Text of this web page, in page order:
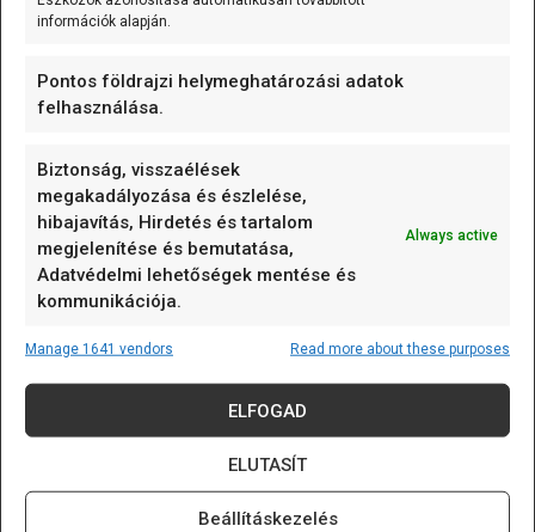
információk alapján.
Pontos földrajzi helymeghatározási adatok
felhasználása.
Biztonság, visszaélések
megakadályozása és észlelése,
hibajavítás, Hirdetés és tartalom
megjelenítése és bemutatása,
Adatvédelmi lehetőségek mentése és
kommunikációja.
Always active
Manage 1641 vendors Read more about these purposes
ELFOGAD
ELUTASÍT
Beállításkezelés
A 125 kHz RFID kulcstartó (EM4305/T5577
írható) olyan passzív RFID
CÍMKÉK
alappanel Arduino
Arduino nap
Arduino nap 2023
art AVR
darlington
dióda
ISP JTAG
lm35
MOSFET motor nyák
pcb
Történelem Uno wiring